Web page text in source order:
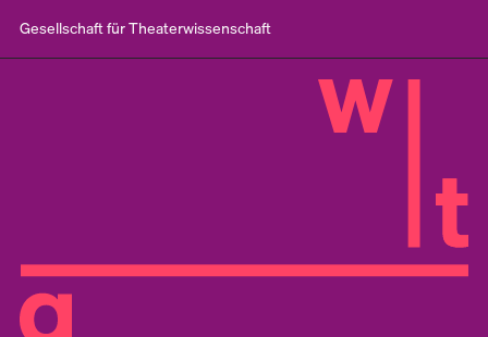
Gesellschaft für Theaterwissenschaft